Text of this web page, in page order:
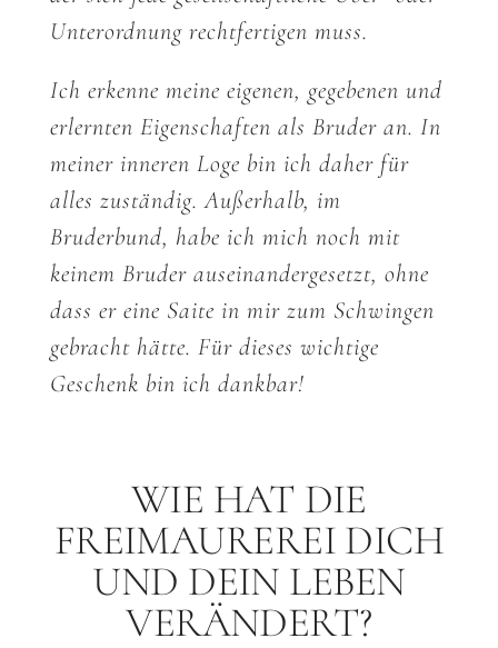
Unterordnung rechtfertigen muss.
Ich erkenne meine eigenen, gegebenen und
erlernten Eigenschaften als Bruder an. In
meiner inneren Loge bin ich daher für
alles zuständig. Außerhalb, im
Bruderbund, habe ich mich noch mit
keinem Bruder auseinandergesetzt, ohne
dass er eine Saite in mir zum Schwingen
gebracht hätte. Für dieses wichtige
Geschenk bin ich dankbar!
WIE HAT DIE
FREIMAUREREI DICH
UND DEIN LEBEN
VERÄNDERT?